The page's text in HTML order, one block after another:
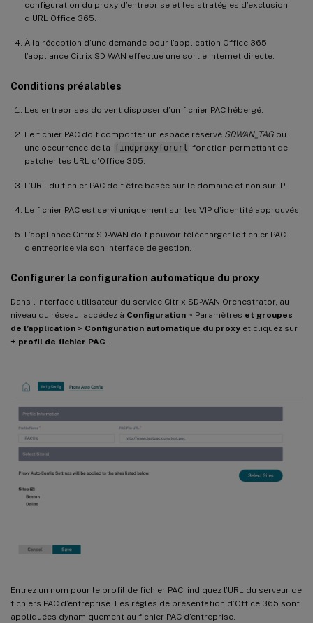
configuration du proxy d’entreprise et les stratégies d’exclusion
d’URL Office 365.
À la réception d’une demande pour l’application Office 365,
l’appliance Citrix SD-WAN effectue une sortie Internet directe.
Conditions préalables
Les entreprises doivent disposer d’un fichier PAC hébergé.
Le fichier PAC doit comporter un espace réservé SDWAN_TAG ou
une occurrence de la findproxyforurl
fonction permettant de
patcher les URL d’Office 365.
L’URL du fichier PAC doit être basée sur le domaine et non sur IP.
Le fichier PAC est servi uniquement sur les VIP d’identité approuvés.
L’appliance Citrix SD-WAN doit pouvoir télécharger le fichier PAC
d’entreprise via son interface de gestion.
Configurer la configuration automatique du proxy
Dans l’interface utilisateur du service Citrix SD-WAN Orchestrator, au
niveau du réseau, accédez à Configuration > Paramètres et groupes
de l’application > Configuration automatique du proxy et cliquez sur
+ profil de fichier PAC
Entrez un nom pour le profil de fichier PAC, indiquez l’URL du serveur de
fichiers PAC d’entreprise. Les règles de présentation d’Office 365 sont
appliquées dynamiquement au fichier PAC d’entreprise.